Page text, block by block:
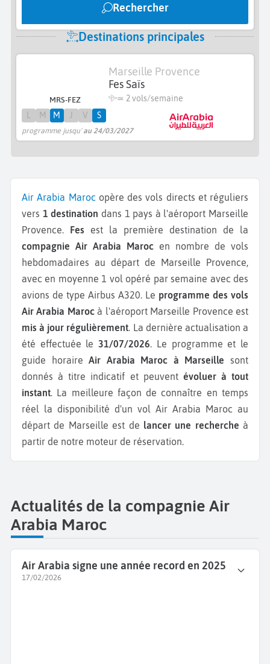
Rechercher
Destinations principales
MRS-FEZ
Marseille Provence
Fes Saïs
≃ 2 vols/semaine
programme jusqu'au 24/03/2027
M M V S
Air Arabia Maroc opère des vols directs et réguliers
vers 1 destination dans 1 pays à l'aéroport Marseille
Provence. Fes est la première destination de la
compagnie Air Arabia Maroc en nombre de vols
hebdomadaires au départ de Marseille Provence,
avec en moyenne 1 vol opéré par semaine avec des
avions de type Airbus A320. Le programme des vols
Air Arabia Marocà l'aéroport Marseille Provence est
mis à jour régulièrement . La dernière actualisation a
été effectuée le 31/07/2026 . Le programme et le
guide horaireAir Arabia Maroc à Marseille sont
donnés à titre indicatif et peuvent évoluer à tout
instant . La meilleure façon de connaître en temps
réel la disponibilité d'un vol Air Arabia Maroc au
départ de Marseille est de
lancer une recherche à
partir de notre moteur de réservation.
Actualités de la compagnie Air
Arabia Maroc
Air Arabia signe une année record en 2025
17/02/2026